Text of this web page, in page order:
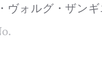
ヴォルグ・ザンギ